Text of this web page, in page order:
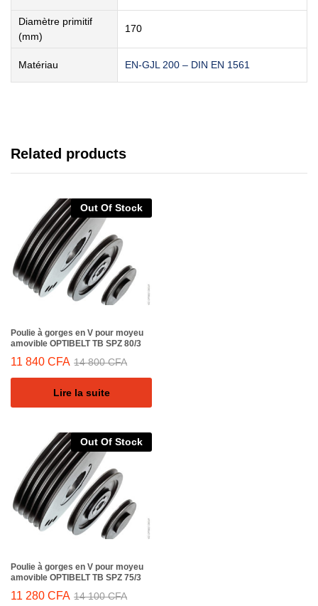
Diamètre primitif
(mm)
170
Matériau EN-GJL 200 – DIN EN 1561
Related products
Out Of Stock
Poulie à gorges en V pour moyeu
amovible OPTIBELT TB SPZ 80/3
11 840 CFA 14 800CFA
Lire la suite
Out Of Stock
Poulie à gorges en V pour moyeu
amovible OPTIBELT TB SPZ 75/3
11 280 CFA 14 100CFA